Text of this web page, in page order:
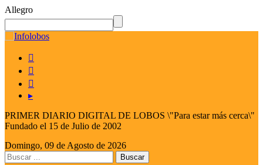
Allegro



▸
PRIMER DIARIO DIGITAL DE LOBOS \"Para estar más cerca\"
Fundado el 15 de Julio de 2002
Domingo, 09 de Agosto de 2026